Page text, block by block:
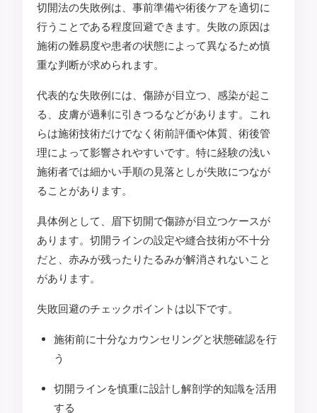
切開法の失敗例は、事前準備や術後ケアを適切に
行うことである程度回避できます。失敗の原因は
施術の難易度や患者の状態によって異なるため慎
重な判断が求められます。
代表的な失敗例には、傷跡が目立つ、感染が起こ
る、皮膚が過剰に引きつるなどがあります。これ
らは施術技術だけでなく術前評価や体質、術後管
理によって影響されやすいです。特に経験の浅い
施術者では細かい手順の見落としが失敗につなが
ることがあります。
具体例として、眉下切開で傷跡が目立つケースが
あります。切開ラインの設定や縫合技術が不十分
だと、赤みが残ったりたるみが解消されないこと
があります。
失敗回避のチェックポイントは以下です。
施術前に十分なカウンセリングと状態確認を行
う
切開ラインを慎重に設計し解剖学的知識を活用
する